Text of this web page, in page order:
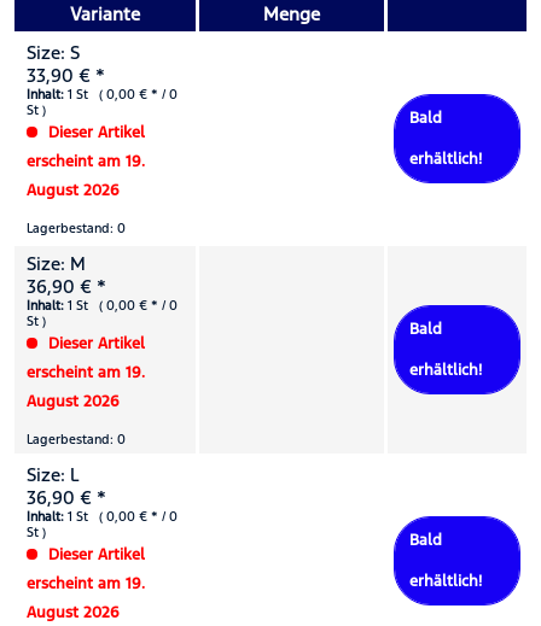
Variante
Menge
Size: S
33,90 € *
Inhalt: 1 St ( 0,00 € * / 0
St )
Dieser Artikel
erscheint am 19.
August 2026
Lagerbestand: 0
Bald
erhältlich!
Size: M
36,90 € *
Inhalt: 1 St ( 0,00 € * / 0
St )
Dieser Artikel
erscheint am 19.
August 2026
Lagerbestand: 0
Bald
erhältlich!
Size: L
36,90 € *
Inhalt: 1 St ( 0,00 € * / 0
St )
Dieser Artikel
erscheint am 19.
August 2026
Bald
erhältlich!